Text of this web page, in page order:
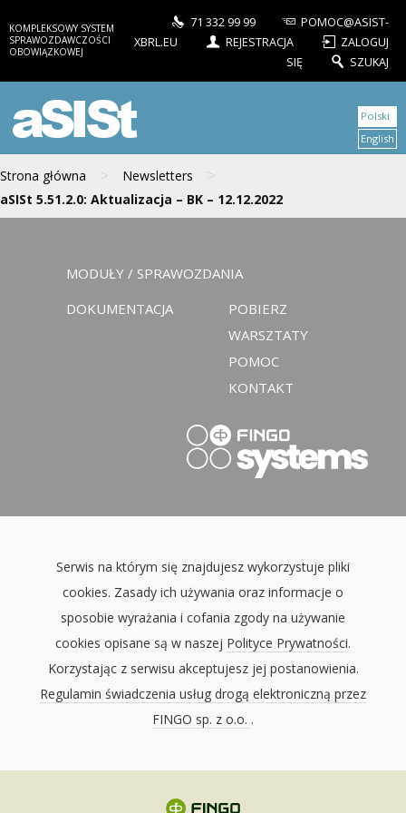
KOMPLEKSOWY SYSTEM
SPRAWOZDAWCZOŚCI
OBOWIĄZKOWEJ
71 332 99 99
POMOC@ASIST-
XBRL.EU
REJESTRACJA
ZALOGUJ
SIĘ
SZUKAJ
aSISt
Strona główna > Newsletters >
aSISt 5.51.2.0: Aktualizacja – BK – 12.12.2022
Polski
English
MODUŁY / SPRAWOZDANIA
DOKUMENTACJA
POBIERZ
WARSZTATY
POMOC
KONTAKT
Serwis na którym się znajdujesz wykorzystuje pliki
cookies. Zasady ich używania oraz informacje o
sposobie wyrażania i cofania zgody na używanie
cookies opisane są w naszej Polityce Prywatności.
Korzystając z serwisu akceptujesz jej postanowienia.
Regulamin świadczenia usług drogą elektroniczną przez
FINGO sp. z o.o. .